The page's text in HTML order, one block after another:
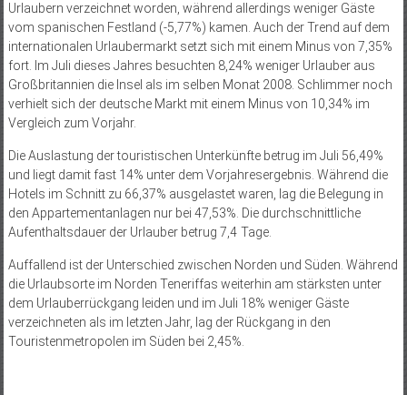
Urlaubern verzeichnet worden, während allerdings weniger Gäste
vom spanischen Festland (-5,77%) kamen. Auch der Trend auf dem
internationalen Urlaubermarkt setzt sich mit einem Minus von 7,35%
fort. Im Juli dieses Jahres besuchten 8,24% weniger Urlauber aus
Großbritannien die Insel als im selben Monat 2008. Schlimmer noch
verhielt sich der deutsche Markt mit einem Minus von 10,34% im
Vergleich zum Vorjahr.
Die Auslastung der touris­tischen Unterkünfte betrug im Juli 56,49%
und liegt damit fast 14% unter dem Vorjahresergebnis. Während die
Hotels im Schnitt zu 66,37% ausgelastet waren, lag die Belegung in
den Appartementanlagen nur bei 47,53%. Die durchschnittliche
Aufenthaltsdauer der Urlauber betrug 7,4 Tage.
Auffallend ist der Unterschied zwischen Norden und Süden. Während
die Urlaubs­orte im Norden Teneriffas weiterhin am stärksten unter
dem Urlauberrückgang leiden und im Juli 18% weniger Gäste
verzeichneten als im letzten Jahr, lag der Rückgang in den
Touristenmetropolen im Süden bei 2,45%.